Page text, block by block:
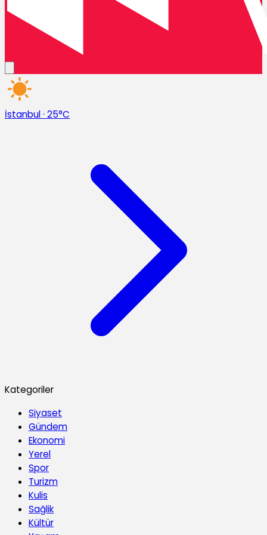
İstanbul· 25°C
Kategoriler
Siyaset
Gündem
Ekonomi
Yerel
Spor
Turizm
Kulis
Sağlik
Kültür